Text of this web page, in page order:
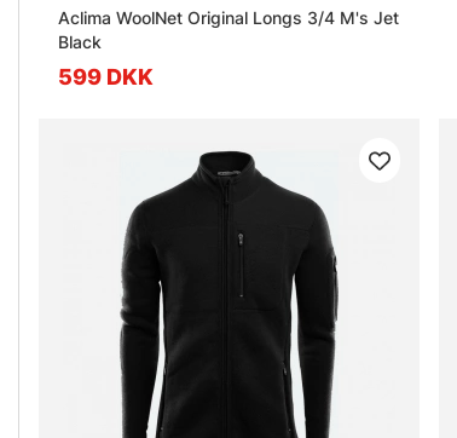
Aclima WoolNet Original Longs 3/4 M's Jet
Black
599 DKK